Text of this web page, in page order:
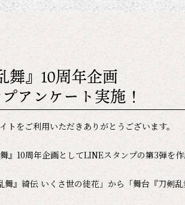
舞』10周年企画
アンケート実施！
トをご利用いただきありがとうございます。
』10周年企画としてLINEスタンプの第3弾を
』綺伝 いくさ世の徒花」から「舞台『刀剣